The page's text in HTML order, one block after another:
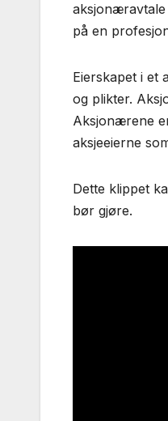
aksjonæravtale
på en
Eierskapet i et
og plikter.
Aksjonærene
aksjeeierne
Dette klippet
bør gjøre.